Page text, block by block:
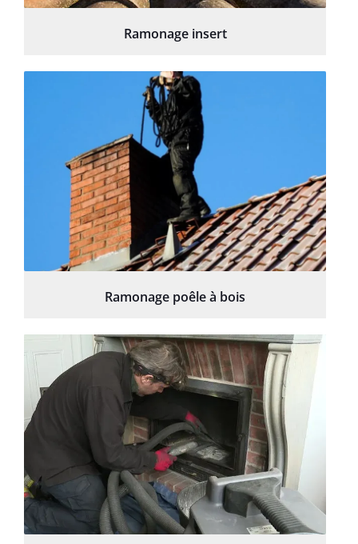
Ramonage insert
Ramonage poêle à bois